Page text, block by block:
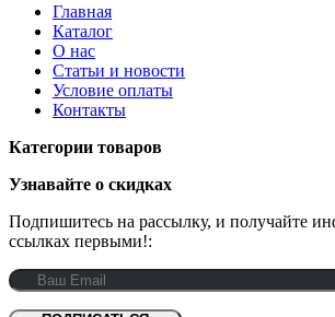
Главная
Каталог
О нас
Статьи и новости
Условие оплаты
Контакты
Категории товаров
Узнавайте о скидках
Подпишитесь на рассылку, и получайте
ссылках первыми!: